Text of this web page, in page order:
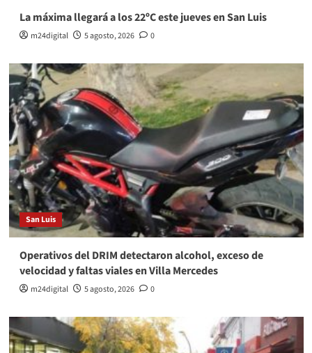
La máxima llegará a los 22ºC este jueves en San Luis
m24digital 5 agosto, 2026 0
San Luis
Operativos del DRIM detectaron alcohol, exceso de
velocidad y faltas viales en Villa Mercedes
m24digital 5 agosto, 2026 0